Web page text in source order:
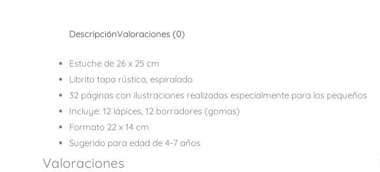
DescripciónValoraciones (0)
Estuche de 26 x 25 cm
Librito tapa rústica, espiralado
32 páginas con ilustraciones realizadas especialmente para los pequeños
Incluye: 12 lápices, 12 borradores (gomas)
Formato 22 x 14 cm
Sugerido para edad de 4-7 años
Valoraciones